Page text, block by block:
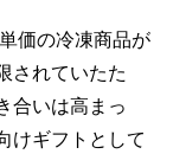
価の冷凍商品が
されていたた
合いは高まっ
けギフトとして